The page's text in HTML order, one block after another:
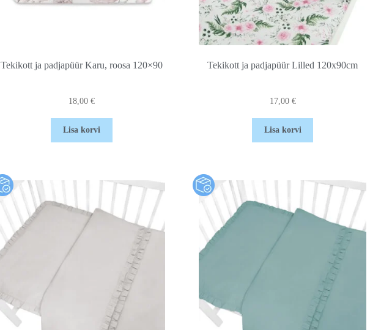
Tekikott ja padjapüür Karu, roosa 120×90
18,00 €
Lisa korvi
Tekikott ja padjapüür Lilled 120x90cm
17,00 €
Lisa korvi